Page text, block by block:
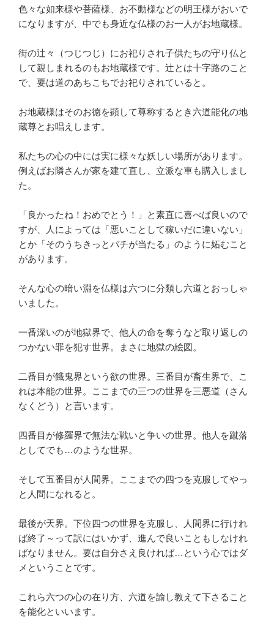
色々な如来様や菩薩様、お不動様などの明王様がおいで
になりますが、中でも身近な仏様のお一人がお地蔵様。
街の辻々（つじつじ）にお祀りされ子供たちの守り仏と
して親しまれるのもお地蔵様です。辻とは十字路のこと
で、要は道のあちこちでお祀りされていると。
お地蔵様はそのお徳を顕して尊称するとき六道能化の地
蔵尊とお唱えします。
私たちの心の中には実に様々な妖しい場所があります。
例えばお隣さんが家を建て直し、立派な車も購入しまし
た。
「良かったね！おめでとう！」と素直に喜べば良いので
すが、人によっては「悪いことして稼いだに違いない」
とか「そのうちきっとバチが当たる」のように妬むこと
があります。
そんな心の暗い淵を仏様は六つに分類し六道とおっしゃ
いました。
一番深いのが地獄界で、他人の命を奪うなど取り返しの
つかない罪を犯す世界。まさに地獄の絵図。
二番目が餓鬼界という欲の世界。三番目が畜生界で、こ
れは本能の世界。ここまでの三つの世界を三悪道（さん
なくどう）と言います。
四番目が修羅界で無法な戦いと争いの世界。他人を蹴落
としてでも…のような世界。
そして五番目が人間界。ここまでの四つを克服してやっ
と人間になれると。
最後が天界。下位四つの世界を克服し、人間界に行けれ
ば終了～って訳にはいかず、進んで良いこともしなけれ
ばなりません。要は自分さえ良ければ…という心ではダ
メということです。
これら六つの心の在り方、六道を諭し教えて下さること
を能化といいます。